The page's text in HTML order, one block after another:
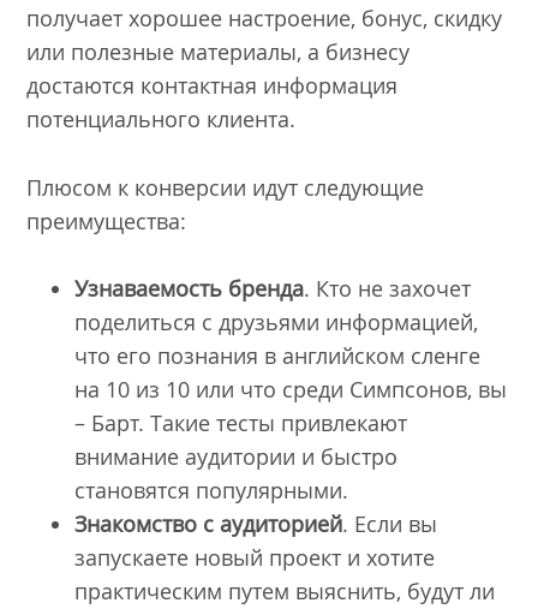
получает хорошее настроение, бонус, скидку
или полезные материалы, а бизнесу
достаются контактная информация
потенциального клиента.
Плюсом к конверсии идут следующие
преимущества:
Узнаваемость бренда. Кто не захочет
поделиться с друзьями информацией,
что его познания в английском сленге
на 10 из 10 или что среди Симпсонов, вы
– Барт. Такие тесты привлекают
внимание аудитории и быстро
становятся популярными.
Знакомство с аудиторией. Если вы
запускаете новый проект и хотите
практическим путем выяснить, будут ли